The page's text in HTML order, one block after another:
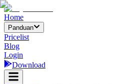
Home
Panduan
Pricelist
Blog
Login
Download